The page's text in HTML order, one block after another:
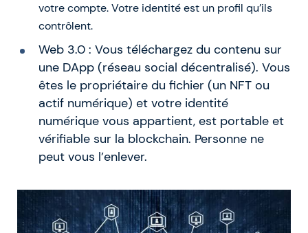
votre compte. Votre identité est un profil qu’ils
contrôlent.
Web 3.0 : Vous téléchargez du contenu sur
une DApp (réseau social décentralisé). Vous
êtes le propriétaire du fichier (un NFT ou
actif numérique) et votre identité
numérique vous appartient, est portable et
vérifiable sur la blockchain. Personne ne
peut vous l’enlever.